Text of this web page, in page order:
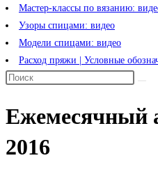
Мастер-классы по вязанию:
Узоры спицами: видео
Модели спицами: видео
Расход пряжи | Условные
Ежемесячный
2016